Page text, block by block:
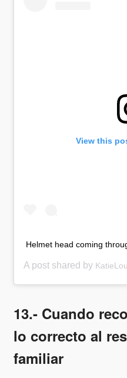
View this
Helmet head coming
A post shared by
13.- Cuando
lo correcto al
familiar